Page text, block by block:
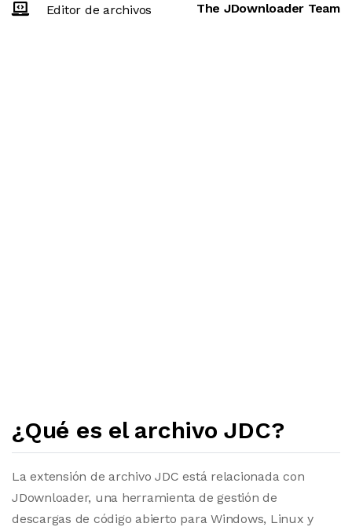
Editor de archivos The JDownloader Team
¿Qué es el archivo JDC?
La extensión de archivo JDC está relacionada con
JDownloader, una herramienta de gestión de
descargas de código abierto para Windows, Linux y